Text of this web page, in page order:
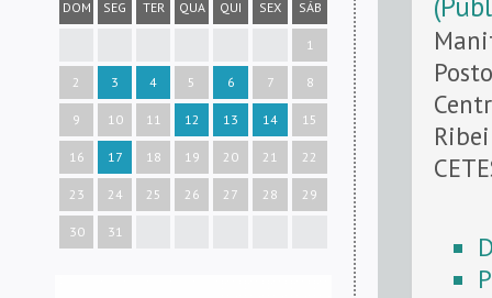
DOM SEG TER QUA QUI SEX SÁB
1
2 3 4 5 6 7 8
9 10 11 12 13 14 15
16 17 18 19 20 21 22
23 24 25 26 27 28 29
30 31